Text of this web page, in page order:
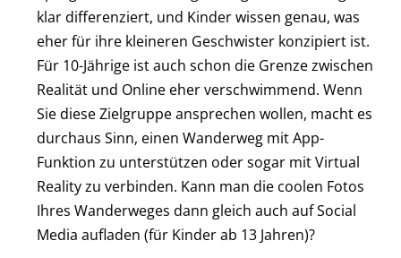
klar differenziert, und Kinder wissen genau, was
eher für ihre kleineren Geschwister konzipiert ist.
Für 10-Jährige ist auch schon die Grenze zwischen
Realität und Online eher verschwimmend. Wenn
Sie diese Zielgruppe ansprechen wollen, macht es
durchaus Sinn, einen Wanderweg mit App-
Funktion zu unterstützen oder sogar mit Virtual
Reality zu verbinden. Kann man die coolen Fotos
Ihres Wanderweges dann gleich auch auf Social
Media aufladen (für Kinder ab 13 Jahren)?